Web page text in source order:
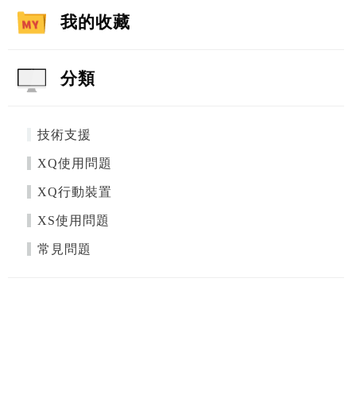
我的收藏
分類
技術支援
XQ使用問題
XQ行動裝置
XS使用問題
常見問題